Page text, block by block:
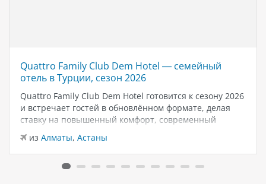
Quattro Family Club Dem Hotel — семейный
отель в Турции, сезон 2026
Quattro Family Club Dem Hotel готовится к сезону 2026
и встречает гостей в обновлённом формате, делая
ставку на повышенный комфорт, современный
моря. Отель остаётся популярным выбором для тех,
кто ищет семейный отель в…
из Алматы, Астаны